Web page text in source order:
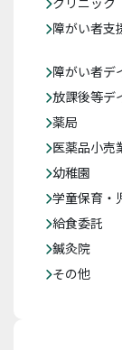
障がい者支
障がい者デ
放課後等デ
薬局
医薬品小売
幼稚園
学童保育・
給食委託
鍼灸院
その他